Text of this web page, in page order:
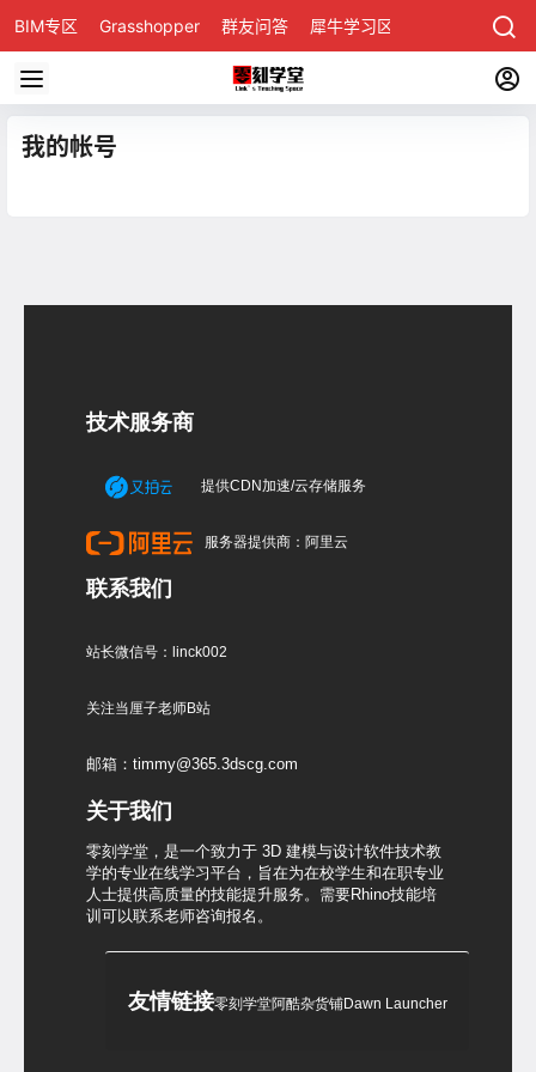
BIM专区 Grasshopper 群友问答 犀牛学习区
我的帐号
技术服务商
提供CDN加速/云存储服务
服务器提供商：阿里云
联系我们
站长微信号：linck002
关注当厘子老师B站
邮箱：timmy@365.3dscg.com
关于我们
零刻学堂，是一个致力于 3D 建模与设计软件技术教
学的专业在线学习平台，旨在为在校学生和在职专业
人士提供高质量的技能提升服务。需要Rhino技能培
训可以联系老师咨询报名。
友情链接零刻学堂阿酷杂货铺Dawn Launcher